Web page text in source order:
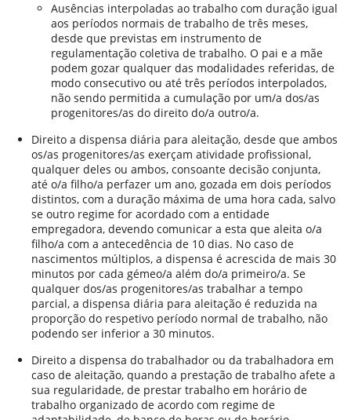
Ausências interpoladas ao trabalho com duração igual
aos períodos normais de trabalho de três meses,
desde que previstas em instrumento de
regulamentação coletiva de trabalho. O pai e a mãe
podem gozar qualquer das modalidades referidas, de
modo consecutivo ou até três períodos interpolados,
não sendo permitida a cumulação por um/a dos/as
progenitores/as do direito do/a outro/a.
Direito a dispensa diária para aleitação, desde que ambos
os/as progenitores/as exerçam atividade profissional,
qualquer deles ou ambos, consoante decisão conjunta,
até o/a filho/a perfazer um ano, gozada em dois períodos
distintos, com a duração máxima de uma hora cada, salvo
se outro regime for acordado com a entidade
empregadora, devendo comunicar a esta que aleita o/a
filho/a com a antecedência de 10 dias. No caso de
nascimentos múltiplos, a dispensa é acrescida de mais 30
minutos por cada gémeo/a além do/a primeiro/a. Se
qualquer dos/as progenitores/as trabalhar a tempo
parcial, a dispensa diária para aleitação é reduzida na
proporção do respetivo período normal de trabalho, não
podendo ser inferior a 30 minutos.
Direito a dispensa do trabalhador ou da trabalhadora em
caso de aleitação, quando a prestação de trabalho afete a
sua regularidade, de prestar trabalho em horário de
trabalho organizado de acordo com regime de